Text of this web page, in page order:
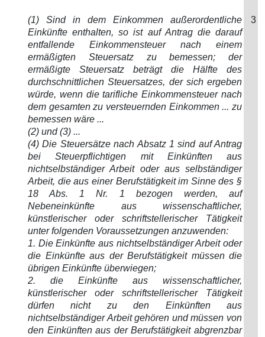
(1) Sind in dem Einkommen außerordentliche
Einkünfte enthalten, so ist auf Antrag die darauf
entfallende Einkommensteuer nach einem
ermäßigten Steuersatz zu bemessen; der
ermäßigte Steuersatz beträgt die Hälfte des
durchschnittlichen Steuersatzes, der sich ergeben
würde, wenn die tarifliche Einkommensteuer nach
dem gesamten zu versteuernden Einkommen ... zu
bemessen wäre ...
(2) und (3) ...
(4) Die Steuersätze nach Absatz 1 sind auf Antrag
bei Steuerpflichtigen mit Einkünften aus
nichtselbständiger Arbeit oder aus selbständiger
Arbeit, die aus einer Berufstätigkeit im Sinne des §
18 Abs. 1 Nr. 1 bezogen werden, auf
Nebeneinkünfte aus wissenschaftlicher,
künstlerischer oder schriftstellerischer Tätigkeit
unter folgenden Voraussetzungen anzuwenden:
1. Die Einkünfte aus nichtselbständiger Arbeit oder
die Einkünfte aus der Berufstätigkeit müssen die
übrigen Einkünfte überwiegen;
2. die Einkünfte aus wissenschaftlicher,
künstlerischer oder schriftstellerischer Tätigkeit
dürfen nicht zu den Einkünften aus
nichtselbständiger Arbeit gehören und müssen von
den Einkünften aus der Berufstätigkeit abgrenzbar
3